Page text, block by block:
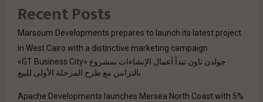
Recent Posts
Marsoum Developments prepares to launch its latest project
in West Cairo with a distinctive marketing campaign
جولدن تاون تبدأ أعمال الإنشاءات بمشروع «GT Business City»
بالتزامن مع طرح المرحلة الأولى للبيع
Apache Developments launches Mersea North Coast with 5%